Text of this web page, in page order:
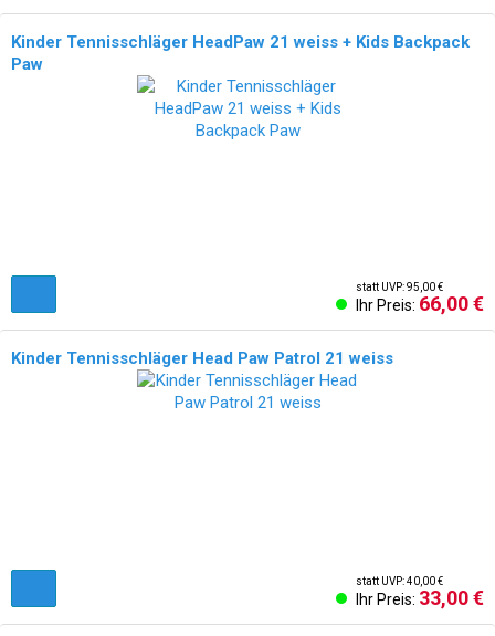
Kinder Tennisschläger HeadPaw 21 weiss + Kids Backpack
Paw
statt UVP: 95,00 €
Ihr Preis: 66,00 €
Kinder Tennisschläger Head Paw Patrol 21 weiss
statt UVP: 40,00 €
Ihr Preis: 33,00 €